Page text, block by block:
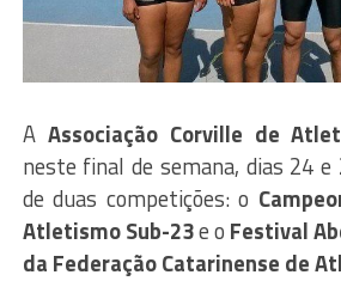
A Associação Corville de
neste final de semana, dias 24
de duas competições: o
Atletismo Sub-23e o Festival
da Federação Catarinense de